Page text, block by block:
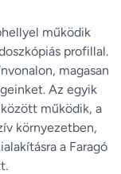
működik
profillal.
magasan
Az egyik
működik, a
környezetben,
a Faragó